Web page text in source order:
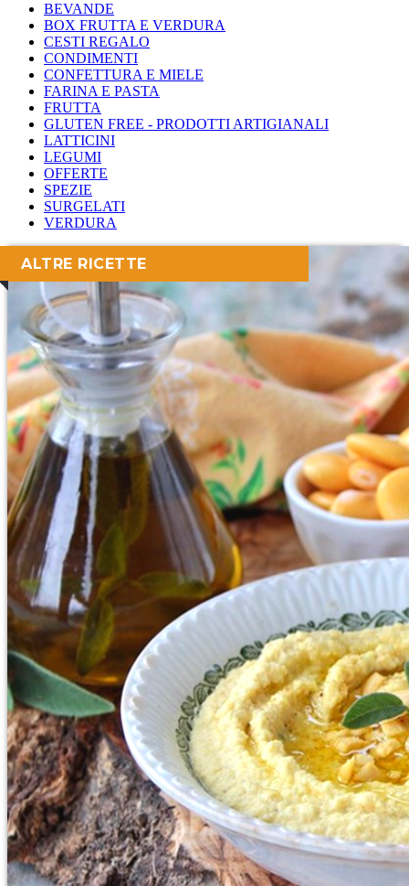
BEVANDE
BOX FRUTTA E VERDURA
CESTI REGALO
CONDIMENTI
CONFETTURA E MIELE
FARINA E PASTA
FRUTTA
GLUTEN FREE - PRODOTTI ARTIGIANALI
LATTICINI
LEGUMI
OFFERTE
SPEZIE
SURGELATI
VERDURA
ALTRE RICETTE